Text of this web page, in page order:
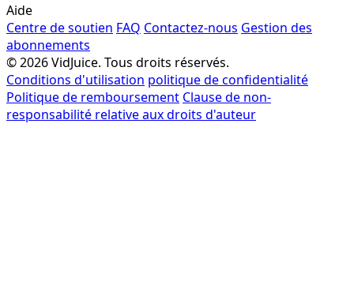
Aide
Centre de soutien FAQ Contactez-nous Gestion des
abonnements
© 2026 VidJuice. Tous droits réservés.
Conditions d'utilisation politique de confidentialité
Politique de remboursement Clause de non-
responsabilité relative aux droits d'auteur